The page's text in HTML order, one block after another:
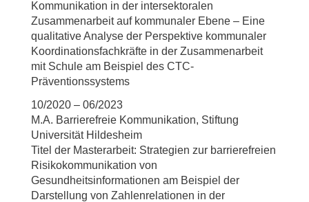
Kommunikation in der intersektoralen
Zusammenarbeit auf kommunaler Ebene – Eine
qualitative Analyse der Perspektive kommunaler
Koordinationsfachkräfte in der Zusammenarbeit
mit Schule am Beispiel des CTC-
Präventionssystems
10/2020 – 06/2023
M.A. Barrierefreie Kommunikation, Stiftung
Universität Hildesheim
Titel der Masterarbeit: Strategien zur barrierefreien
Risikokommunikation von
Gesundheitsinformationen am Beispiel der
Darstellung von Zahlenrelationen in der